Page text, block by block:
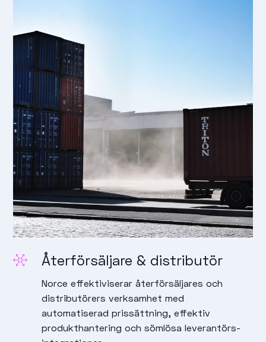
Återförsäljare & distributör
Norce effektiviserar återförsäljares och
distributörers verksamhet med
automatiserad prissättning, effektiv
produkt­hantering och sömlösa leverantörs­